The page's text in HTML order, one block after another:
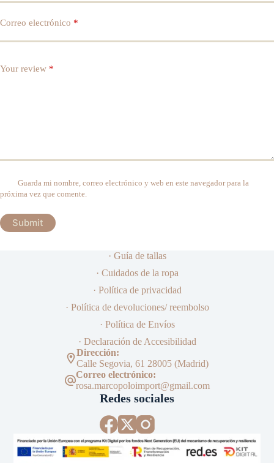
Correo electrónico *
Your review *
Guarda mi nombre, correo electrónico y web en este navegador para la
próxima vez que comente.
Submit
· Guía de tallas
· Cuidados de la ropa
· Política de privacidad
· Política de devoluciones/ reembolso
· Política de Envíos
· Declaración de Accesibilidad
Dirección:
Calle Segovia, 61 28005 (Madrid)
Correo electrónico:
rosa.marcopoloimport@gmail.com
Redes sociales